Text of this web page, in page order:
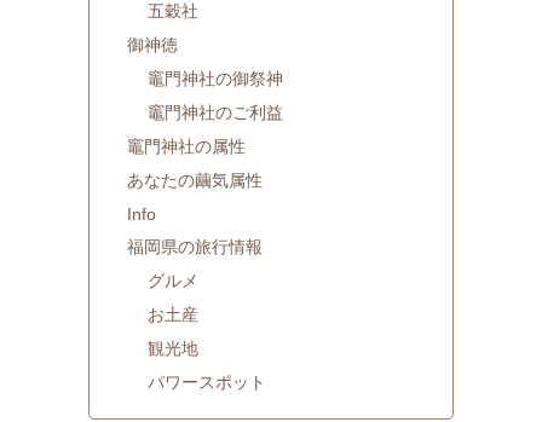
五穀社
御神徳
竈門神社の御祭神
竈門神社のご利益
竈門神社の属性
あなたの繭気属性
Info
福岡県の旅行情報
グルメ
お土産
観光地
パワースポット